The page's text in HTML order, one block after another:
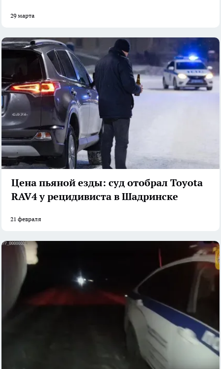
29 марта
Цена пьяной езды: суд отобрал Toyota
RAV4 у рецидивиста в Шадринске
21 февраля